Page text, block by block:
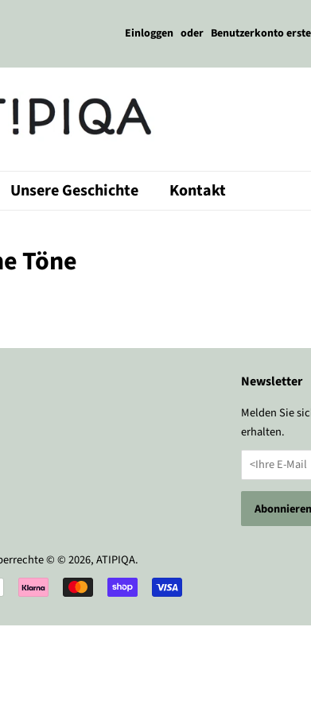
Einloggen oder Benutzerkonto
Unsere Geschichte Kontakt
Töne
Newsletter
Melden Sie
erhalten.
© © 2026,ATIPIQA.
Zahlungssymbole